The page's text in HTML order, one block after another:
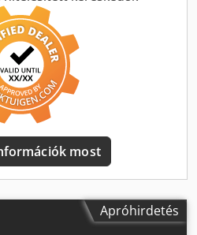
22,5m2 Szűrőtisztító
Venturi Ventilátor típus
Garancia: 12 hónap * Opció
NÉMETORSZÁGBAN
idő kb. 8-12 hét a
szállítási költségeket egyedileg
az Ön kívánsága szerint
Tsuer További
pintura electrostàtica,
muovijauhetta , Peinture
Verniciatura a polvere,
porfestő
porfestő fülke felületi
most
Apróhirdetés